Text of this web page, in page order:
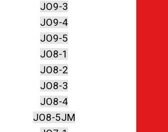
JO9-3
JO9-4
JO9-5
JO8-1
JO8-2
JO8-3
JO8-4
JO8-5JM